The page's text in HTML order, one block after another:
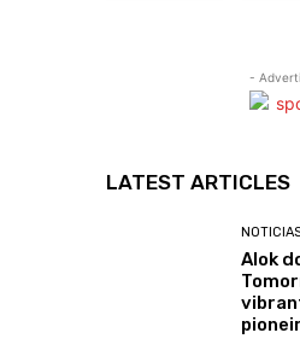
-
LATEST ARTICLES
Alok